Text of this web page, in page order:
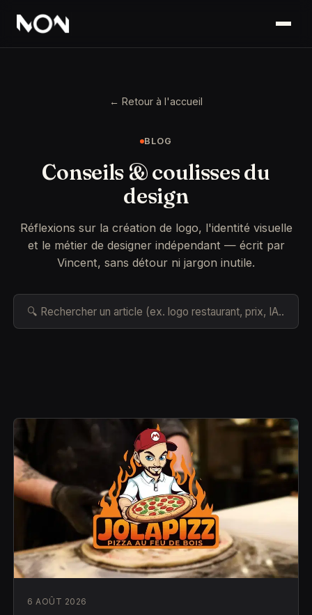
← Retour à l'accueil
BLOG
Conseils & coulisses du
design
Réflexions sur la création de logo, l'identité visuelle
et le métier de designer indépendant — écrit par
Vincent, sans détour ni jargon inutile.
6 AOÛT 2026